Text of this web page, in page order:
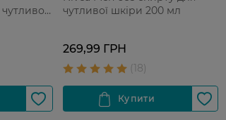
чутливої шкіри 200 мл
269,99 ГРН